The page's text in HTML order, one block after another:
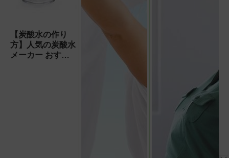
【炭酸水の作り
方】人気の炭酸水
メーカー おすす